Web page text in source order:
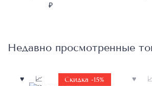
₽
Недавно просмотренные
Скидка -15%